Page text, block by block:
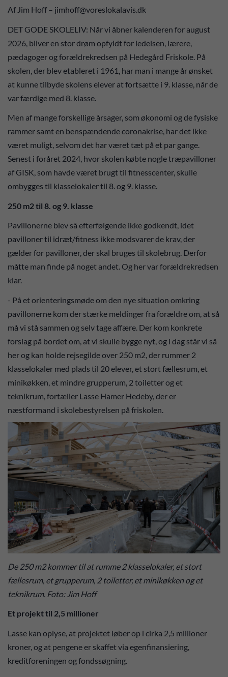
Af Jim Hoff – jimhoff@voreslokalavis.dk
DET GODE SKOLELIV: Når vi åbner kalenderen for august
2026, bliver en stor drøm opfyldt for ledelsen, lærere,
pædagoger og forældrekredsen på Hedegård Friskole. På
skolen, der blev etableret i 1961, har man i mange år ønsket
at kunne tilbyde skolens elever at fortsætte i 9. klasse, når de
var færdige med 8. klasse.
Men af mange forskellige årsager, som økonomi og de fysiske
rammer samt en benspændende coronakrise, har det ikke
været muligt, selvom det har været tæt på et par gange.
Senest i foråret 2024, hvor skolen købte nogle træpavilloner
af GISK, som havde været brugt til fitnesscenter, skulle
ombygges til klasselokaler til 8. og 9. klasse.
250 m2 til 8. og 9. klasse
Pavillonerne blev så efterfølgende ikke godkendt, idet
pavilloner til idræt/fitness ikke modsvarer de krav, der
gælder for pavilloner, der skal bruges til skolebrug. Derfor
måtte man finde på noget andet. Og her var forældrekredsen
klar.
- På et orienteringsmøde om den nye situation omkring
pavillonerne kom der stærke meldinger fra forældre om, at så
må vi stå sammen og selv tage affære. Der kom konkrete
forslag på bordet om, at vi skulle bygge nyt, og i dag står vi så
her og kan holde rejsegilde over 250 m2, der rummer 2
klasselokaler med plads til 20 elever, et stort fællesrum, et
minikøkken, et mindre grupperum, 2 toiletter og et
teknikrum, fortæller Lasse Hamer Hedeby, der er
næstformand i skolebestyrelsen på friskolen.
De 250 m2 kommer til at rumme 2 klasselokaler, et stort
fællesrum, et grupperum, 2 toiletter, et minikøkken og et
teknikrum. Foto: Jim Hoff
Et projekt til 2,5 millioner
Lasse kan oplyse, at projektet løber op i cirka 2,5 millioner
kroner, og at pengene er skaffet via egenfinansiering,
kreditforeningen og fondssøgning.